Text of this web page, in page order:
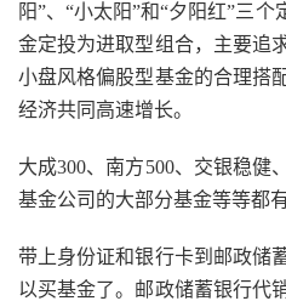
阳”、“小太阳”和“夕阳红”三
金定投为进取型组合，主要追
小盘风格偏股型基金的合理搭
经济共同高速增长。
大成300、南方500、交银稳健
基金公司的大部分基金等等都有
带上身份证和银行卡到邮政储
以买基金了。邮政储蓄银行代